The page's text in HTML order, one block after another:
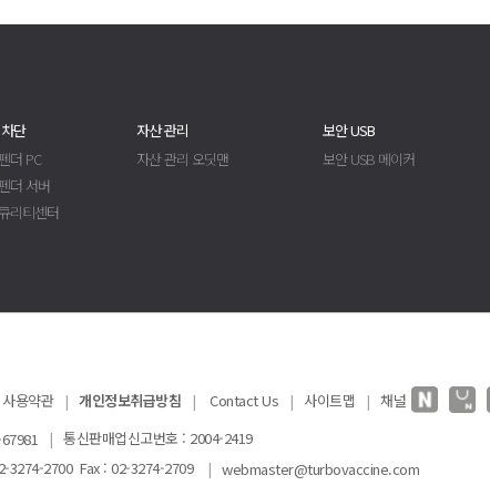
단
더 PC
더 서버
리티센터
자산 관리
자산 관리 오딧맨
보안 USB
보안 USB 메이커
사용약관 | 개인정보취급방침 | Contact Us | 사이트맵 | 채널
| 통신판매업신고번호 : 2004-2419
3274-2700 Fax : 02-3274-2709 | webmaster@turbovaccine.com